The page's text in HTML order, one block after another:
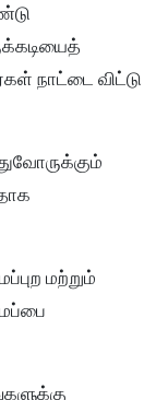
நாட்டை விட்டு
மற்றும்